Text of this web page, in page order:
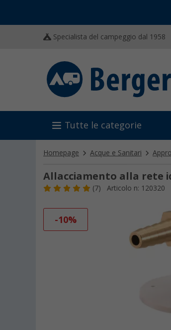
Specialista del campeggio dal 1958
Tutte le categorie
Homepage Acque e Sanitari
Allacciamento alla rete
(7) Articolo n: 120320
-10%